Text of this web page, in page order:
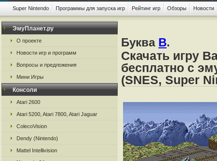
Super Nintendo Программы для запуска игр Рейтинг игр Обзоры Новости
Игры: # A B C D E F G H I
ЭмуПланет.ру
О проекте
Новости игр и программ
Вопросы и предложения
Мини Игры
Консоли
Atari 2600
Atari 5200, Atari 7800, Atari Jaguar
ColecoVision
Dendy (Nintendo)
Mattel Intellivision
Буква B.
Скачать игру
бесплатно с
(SNES, Super